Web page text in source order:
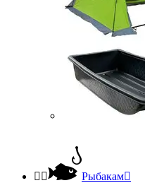
  Рыбакам